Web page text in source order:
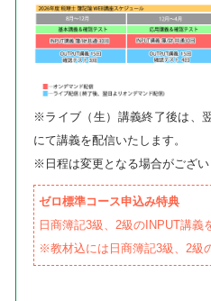
※ライブ（生）講義終了後は、
にて講義を配信いたします。
※日程は変更となる場合がござい
ゼロ標準コース申込み特典
日商簿記3級、2級のINPUT講義
※教材込には日商簿記3級、2級